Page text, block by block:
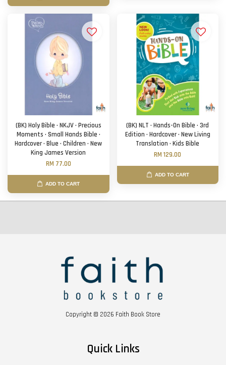
(BK) Holy Bible · NKJV · Precious
Moments · Small Hands Bible ·
Hardcover · Blue · Children · New
King James Version
RM 77.00
ADD TO CART
(BK) NLT · Hands-On Bible · 3rd
Edition · Hardcover · New Living
Translation · Kids Bible
RM 129.00
ADD TO CART
Copyright © 2026 Faith Book Store
Quick Links